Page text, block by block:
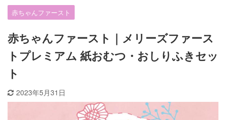
赤ちゃんファースト
赤ちゃんファースト｜メリーズファース
トプレミアム 紙おむつ・おしりふきセッ
ト
2023年5月31日